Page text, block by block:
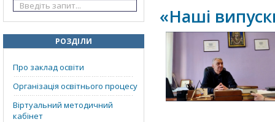
РОЗДІЛИ
Про заклад освіти
Організація освітнього процесу
Віртуальний методичний
кабінет
«Наші